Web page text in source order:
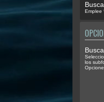
Emplee
los